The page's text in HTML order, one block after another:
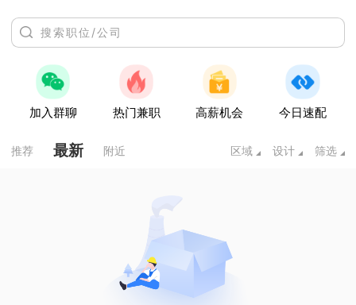
加入群聊 热门兼职 高薪机会 今日速配
推荐 最新 附近 区域 设计 筛选